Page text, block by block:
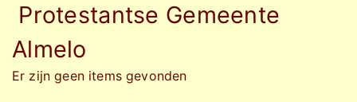
Protestantse Gemeente
Almelo
Er zijn geen items gevonden